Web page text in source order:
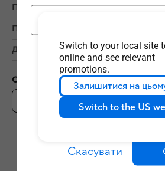
Switch to your local site
online and see relevant
promotions.
Залишитися на
Switch to the US
Скасувати
Про компанію
Підтримка
Дізнатися більше
Отримуйте останні пропозиції та